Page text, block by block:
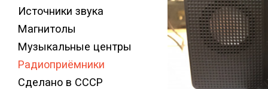
Источники звука
Магнитолы
Музыкальные центры
Радиоприёмники
Сделано в СССР